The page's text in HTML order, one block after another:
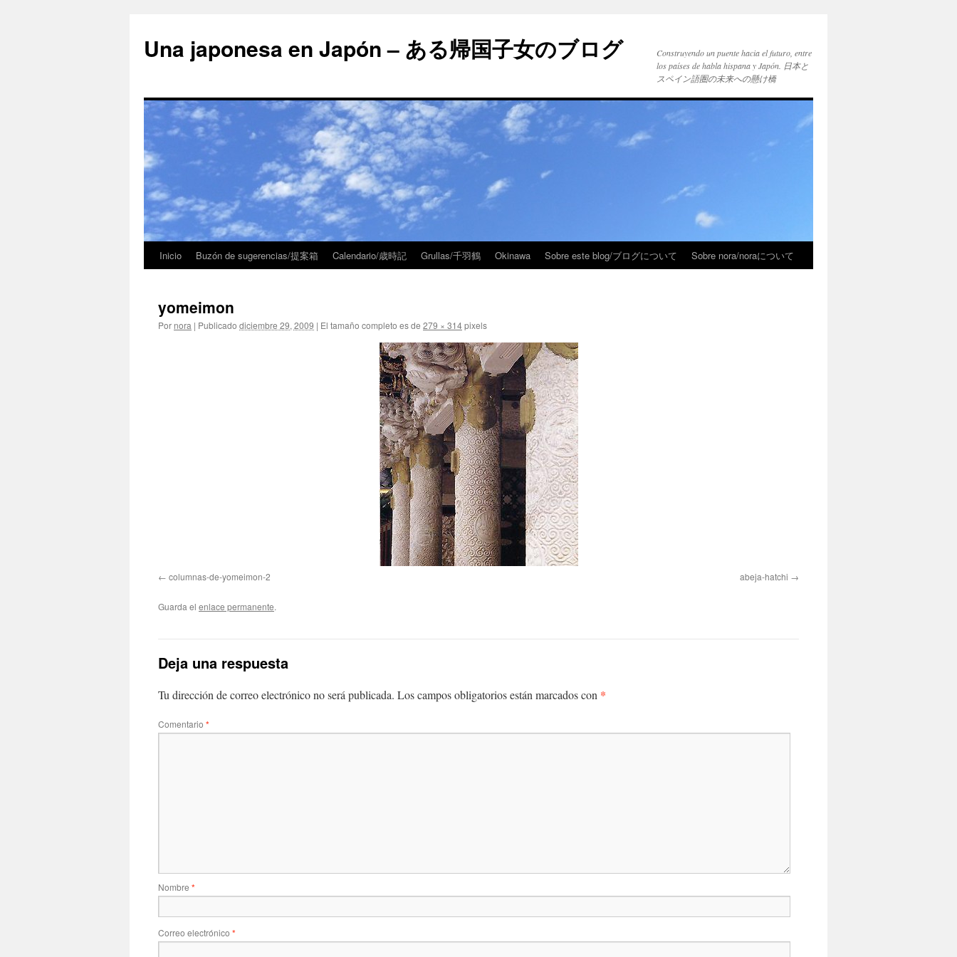
Una japonesa en Japón – ある帰国子女のブログ
Construyendo un puente hacia el futuro, entre
los países de habla hispana y Japón. 日本と
スペイン語圏の未来への懸け橋
Inicio Buzón de sugerencias/提案箱 Calendario/歳時記 Grullas/千羽鶴 Okinawa Sobre este blog/ブログについて Sobre nora/noraについて
yomeimon
Por nora | Publicado diciembre 29, 2009 | El tamaño completo es de 279 × 314pixels
columnas-de-yomeimon-2 abeja-hatchi
Guarda el enlace permanente.
Deja una respuesta
Tu dirección de correo electrónico no será publicada. Los campos obligatorios están marcados con *
Comentario *
Nombre *
Correo electrónico *